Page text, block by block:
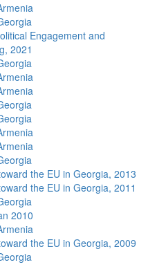
Engagement and
2021
the EU in Georgia, 2013
the EU in Georgia, 2011
2010
the EU in Georgia, 2009